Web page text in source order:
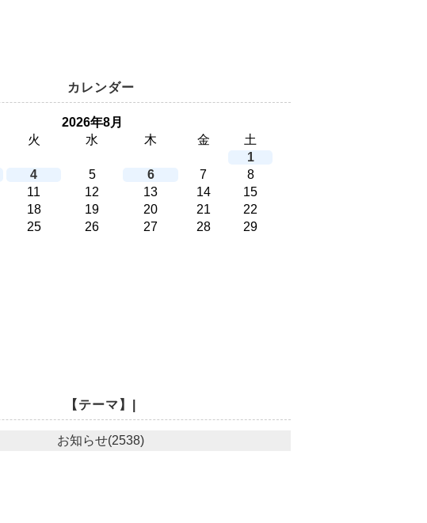
カレンダー
2026年8月
火 水 木 金
土
1
4 5 6 7
8
11 12 13 14
15
18 19 20 21
22
25 26 27 28
29
【テーマ】|
お知らせ(2538)